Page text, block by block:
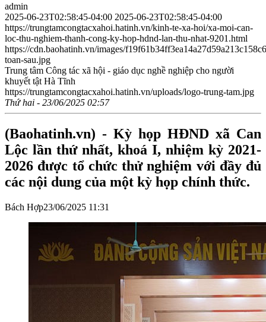
admin
2025-06-23T02:58:45-04:00 2025-06-23T02:58:45-04:00
https://trungtamcongtacxahoi.hatinh.vn/kinh-te-xa-hoi/xa-moi-can-
loc-thu-nghiem-thanh-cong-ky-hop-hdnd-lan-thu-nhat-9201.html
https://cdn.baohatinh.vn/images/
toan-sau.jpg
Trung tâm Công tác xã hội - giáo dục nghề nghiệp cho người
khuyết tật Hà Tĩnh
https://trungtamcongtacxahoi.hatinh.vn/uploads/logo-trung-tam.jpg
Thứ hai - 23/06/2025 02:57
(Baohatinh.vn) - Kỳ họp HĐND xã Can
Lộc lần thứ nhất, khoá I, nhiệm kỳ 2021-
2026 được tổ chức thử nghiệm với đầy đủ
các nội dung của một kỳ họp chính thức.
Bách Hợp23/06/2025 11:31